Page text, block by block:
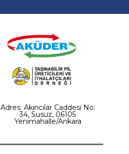
Adres: Akıncılar Caddesi No:
34, Susuz, 06105
Yenimahalle/Ankara